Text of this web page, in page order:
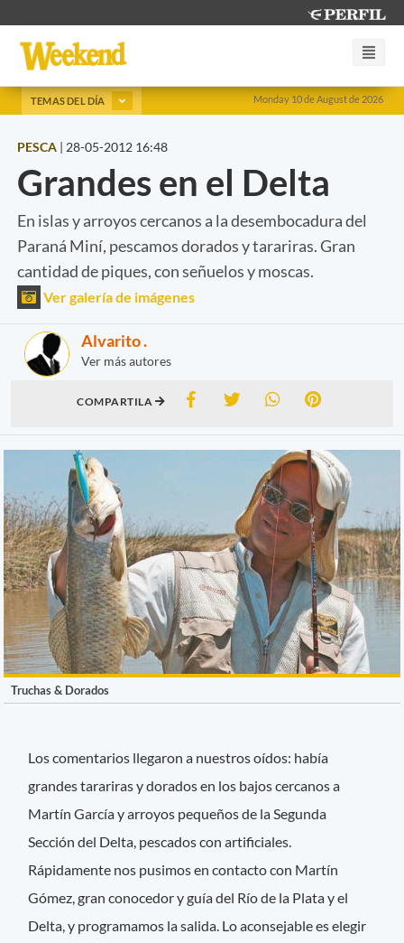
Monday 10 de August de 2026
TEMAS DEL DÍA
PESCA | 28-05-2012 16:48
Grandes en el Delta
En islas y arroyos cercanos a la desembocadura del
Paraná Miní, pescamos dorados y tarariras. Gran
cantidad de piques, con señuelos y moscas.
Ver galería de imágenes
Alvarito .
Ver más autores
COMPARTILA
Truchas & Dorados
Los comentarios llegaron a nuestros oídos: había
grandes tarariras y dorados en los bajos cercanos a
Martín García y arroyos pequeños de la Segunda
Sección del Delta, pescados con artificiales.
Rápidamente nos pusimos en contacto con Martín
Gómez, gran conocedor y guía del Río de la Plata y el
Delta, y programamos la salida. Lo aconsejable es elegir